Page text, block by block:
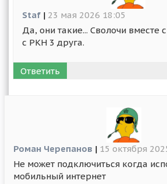
Staf | 23 мая 2026 18:05
Да, они такие... Сволочи вместе
с РКН 3 друга.
Ответить
Роман Черепанов | 15 октября
Не может подключиться когда
мобильный интернет